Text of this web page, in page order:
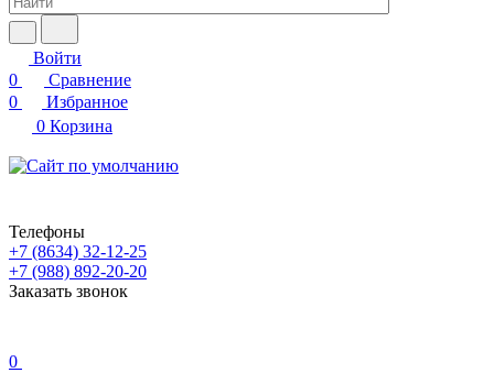
Войти
0
Сравнение
0
Избранное
0 Корзина
Телефоны
+7 (8634) 32-12-25
+7 (988) 892-20-20
Заказать звонок
0